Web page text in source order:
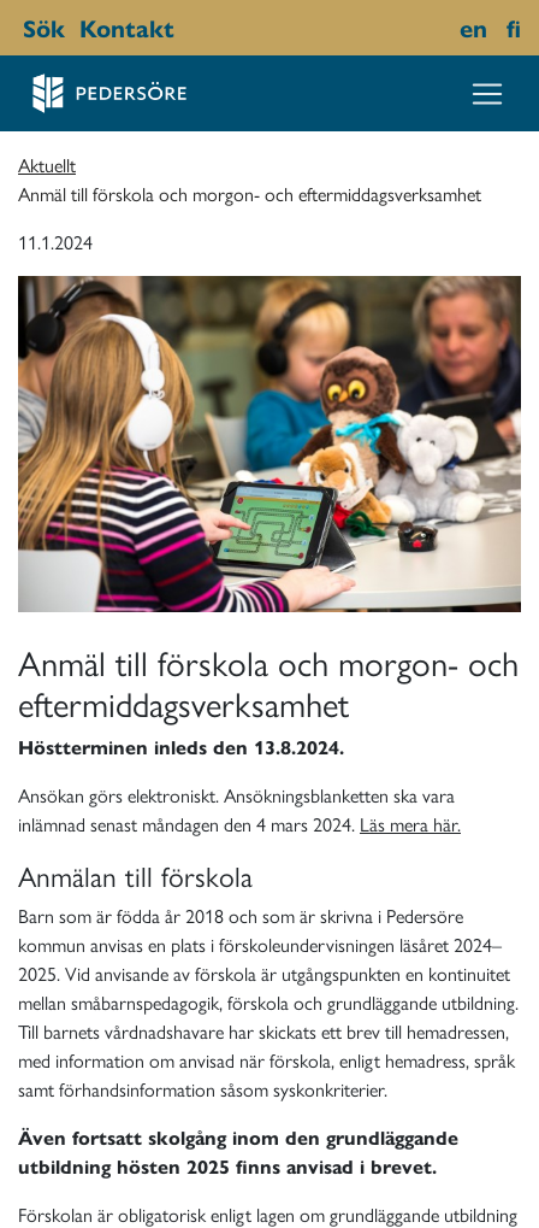
Sök Kontakt en fi
Aktuellt
Anmäl till förskola och morgon- och eftermiddagsverksamhet
11.1.2024
Anmäl till förskola och morgon- och
eftermiddagsverksamhet
Höstterminen inleds den 13.8.2024.
Ansökan görs elektroniskt. Ansökningsblanketten ska vara
inlämnad senast måndagen den 4 mars 2024. Läs mera här.
Anmälan till förskola
Barn som är födda år 2018 och som är skrivna i Pedersöre
kommun anvisas en plats i förskoleundervisningen läsåret 2024–
2025. Vid anvisande av förskola är utgångspunkten en kontinuitet
mellan småbarnspedagogik, förskola och grundläggande utbildning.
Till barnets vårdnadshavare har skickats ett brev till hemadressen,
med information om anvisad när förskola, enligt hemadress, språk
samt förhandsinformation såsom syskonkriterier.
Även fortsatt skolgång inom den grundläggande
utbildning hösten 2025 finns anvisad i brevet.
Förskolan är obligatorisk enligt lagen om grundläggande utbildning